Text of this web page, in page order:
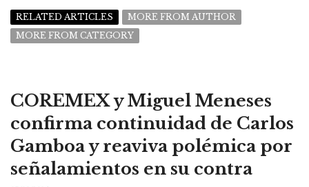
RELATED ARTICLES
MORE FROM AUTHOR
MORE FROM CATEGORY
COREMEX y Miguel Meneses
confirma continuidad de Carlos
Gamboa y reaviva polémica por
señalamientos en su contra